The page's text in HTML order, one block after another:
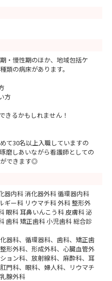
・慢性期のほか、地域包括ケ
類の病床があります。
方
きるかもしれません！
て30名以上入職していますの
磨しあいながら看護師としての
できます◎
器内科 消化器外科 循環器内科
ギー科 リウマチ科 外科 整形外
眼科 耳鼻いんこう科 皮膚科 泌
歯科 矯正歯科 小児歯科 総合診
器科、循環器科、歯科、矯正歯
形外科、形成外科、心臓血管外
ョン科、放射線科、麻酔科、耳
門科、眼科、婦人科、リウマチ
腺外科